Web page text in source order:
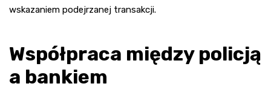
wskazaniem podejrzanej transakcji.
Współpraca między policją
a bankiem